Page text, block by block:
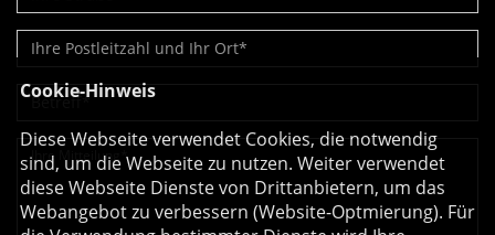
Cookie-Hinweis
Diese Webseite verwendet Cookies, die notwendig
sind, um die Webseite zu nutzen. Weiter verwendet
diese Webseite Dienste von Drittanbietern, um das
Webangebot zu verbessern (Website-Optmierung). Für